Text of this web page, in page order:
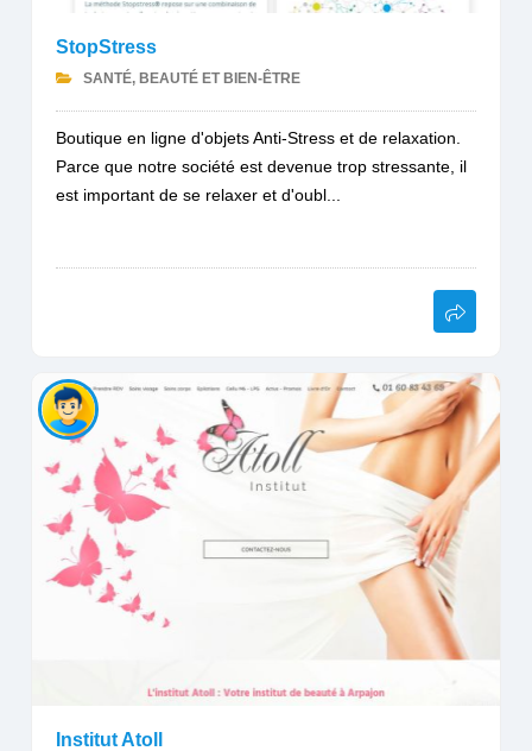
StopStress
SANTÉ, BEAUTÉ ET BIEN-ÊTRE
Boutique en ligne d'objets Anti-Stress et de relaxation.
Parce que notre société est devenue trop stressante, il
est important de se relaxer et d'oubl...
Institut Atoll